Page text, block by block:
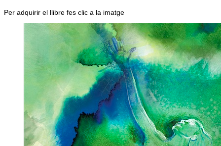
Per adquirir el llibre fes clic a la imatge